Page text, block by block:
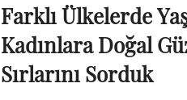
Farklı Ülkelerde
Kadınlara Doğal
Sırlarını Sorduk